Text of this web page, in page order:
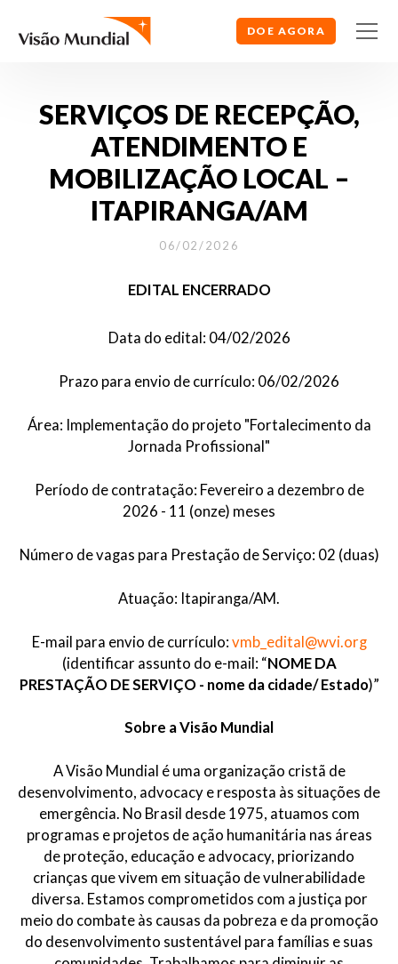
DOE AGORA
SERVIÇOS DE RECEPÇÃO,
ATENDIMENTO E
MOBILIZAÇÃO LOCAL –
ITAPIRANGA/AM
06/02/2026
EDITAL ENCERRADO
Data do edital: 04/02/2026
Prazo para envio de currículo: 06/02/2026
Área: Implementação do projeto "Fortalecimento da
Jornada Profissional"
Período de contratação: Fevereiro a dezembro de
2026 - 11 (onze) meses
Número de vagas para Prestação de Serviço: 02 (duas)
Atuação: Itapiranga/AM.
E-mail para envio de currículo: vmb_edital@wvi.org
(identificar assunto do e-mail: “NOME DA
PRESTAÇÃO DE SERVIÇO - nome da cidade/ Estado)”
Sobre a Visão Mundial
A Visão Mundial é uma organização cristã de
desenvolvimento, advocacy e resposta às situações de
emergência. No Brasil desde 1975, atuamos com
programas e projetos de ação humanitária nas áreas
de proteção, educação e advocacy, priorizando
crianças que vivem em situação de vulnerabilidade
diversa. Estamos comprometidos com a justiça por
meio do combate às causas da pobreza e da promoção
do desenvolvimento sustentável para famílias e suas